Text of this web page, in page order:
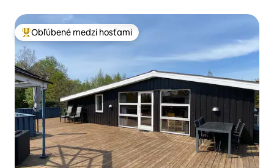
Najobľúbenejšie medzi hosťami
Obľúbené medzi hosťami